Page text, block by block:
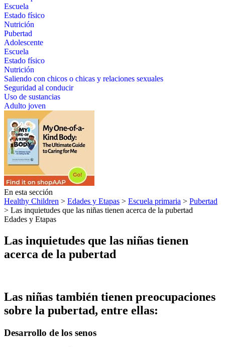
Escuela
Estado físico
Nutrición
Pubertad
Adolescente
Escuela
Estado físico
Nutrición
Saliendo con chicos o chicas y relaciones sexuales
Seguridad al conducir
Uso de sustancias
Adulto joven
En esta sección
Healthy Children > Edades y Etapas > Escuela primaria > Pubertad
> Las inquietudes que las niñas tienen acerca de la pubertad
Edades y Etapas
Las inquietudes que las niñas tienen
acerca de la pubertad
Las niñas también tienen preocupaciones
sobre la pubertad, entre ellas:
Desarrollo de los senos